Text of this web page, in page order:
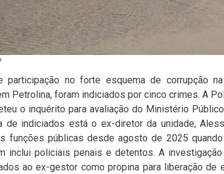
participação no forte esquema de corrupção na
Petrolina, foram indiciados por cinco crimes. A
o inquérito para avaliação do Ministério
de indiciados está o ex-diretor da unidade,
funções públicas desde agosto de 2025
inclui policiais penais e detentos. A
ao ex-gestor como propina para liberação de